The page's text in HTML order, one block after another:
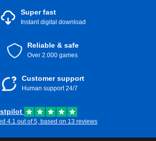
Super fast
Instant digital download
Reliable & safe
Over 2.000 games
Customer support
Human support 24/7
4.1 out of 5, based on 13 reviews